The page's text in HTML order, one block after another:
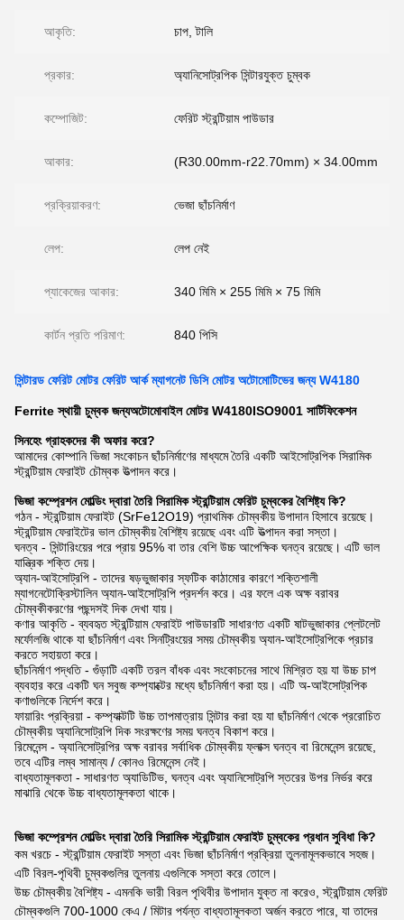
আকৃতি: চাপ, টালি
প্রকার: অ্যানিসোট্রপিক সিন্টারযুক্ত চুম্বক
কম্পোজিট: ফেরিট স্ট্রন্টিয়াম পাউডার
আকার: (R30.00mm-r22.70mm) × 34.00mm
প্রক্রিয়াকরণ: ভেজা ছাঁচনির্মাণ
লেপ: লেপ নেই
প্যাকেজের আকার: 340 মিমি × 255 মিমি × 75 মিমি
কার্টন প্রতি পরিমাণ: 840 পিসি
সিন্টারড ফেরিট মোটর ফেরিট আর্ক ম্যাগনেট ডিসি মোটর অটোমোটিভের জন্য W4180
Ferrite স্থায়ী চুম্বক জন্যঅটোমোবাইল মোটর W4180ISO9001 সার্টিফিকেশন
সিনহেং গ্রাহকদের কী অফার করে?
আমাদের কোম্পানি ভিজা সংকোচন ছাঁচনির্মাণের মাধ্যমে তৈরি একটি আইসোট্রপিক সিরামিক
স্ট্রন্টিয়াম ফেরাইট চৌম্বক উত্পাদন করে।
ভিজা কম্প্রেশন মোল্ডিং দ্বারা তৈরি সিরামিক স্ট্রন্টিয়াম ফেরিট চুম্বকের বৈশিষ্ট্য কি?
গঠন - স্ট্রন্টিয়াম ফেরাইট (SrFe12O19) প্রাথমিক চৌম্বকীয় উপাদান হিসাবে রয়েছে।
স্ট্রন্টিয়াম ফেরাইটের ভাল চৌম্বকীয় বৈশিষ্ট্য রয়েছে এবং এটি উত্পাদন করা সস্তা।
ঘনত্ব - সিন্টারিংয়ের পরে প্রায় 95% বা তার বেশি উচ্চ আপেক্ষিক ঘনত্ব রয়েছে। এটি ভাল
যান্ত্রিক শক্তি দেয়।
অ্যান-আইসোট্রপি - তাদের ষড়ভুজাকার স্ফটিক কাঠামোর কারণে শক্তিশালী
ম্যাগনেটোক্রিস্টালিন অ্যান-আইসোট্রপি প্রদর্শন করে। এর ফলে এক অক্ষ বরাবর
চৌম্বকীকরণের পছন্দসই দিক দেখা যায়।
কণার আকৃতি - ব্যবহৃত স্ট্রন্টিয়াম ফেরাইট পাউডারটি সাধারণত একটি ষাটভুজাকার প্লেটলেট
মর্ফোলজি থাকে যা ছাঁচনির্মাণ এবং সিনট্রিংয়ের সময় চৌম্বকীয় অ্যান-আইসোট্রপিকে প্রচার
করতে সহায়তা করে।
ছাঁচনির্মাণ পদ্ধতি - গুঁড়াটি একটি তরল বাঁধক এবং সংকোচনের সাথে মিশ্রিত হয় যা উচ্চ চাপ
ব্যবহার করে একটি ঘন সবুজ কম্প্যাক্টের মধ্যে ছাঁচনির্মাণ করা হয়। এটি অ-আইসোট্রপিক
কণাগুলিকে নির্দেশ করে।
ফায়ারিং প্রক্রিয়া - কম্প্যাক্টটি উচ্চ তাপমাত্রায় সিন্টার করা হয় যা ছাঁচনির্মাণ থেকে প্ররোচিত
চৌম্বকীয় অ্যানিসোট্রপি দিক সংরক্ষণের সময় ঘনত্ব বিকাশ করে।
রিমেনেন্স - অ্যানিসোট্রপির অক্ষ বরাবর সর্বাধিক চৌম্বকীয় ফ্লাক্স ঘনত্ব বা রিমেনেন্স রয়েছে,
তবে এটির লম্ব সামান্য / কোনও রিমেনেন্স নেই।
বাধ্যতামূলকতা - সাধারণত অ্যাডিটিভ, ঘনত্ব এবং অ্যানিসোট্রপি স্তরের উপর নির্ভর করে
মাঝারি থেকে উচ্চ বাধ্যতামূলকতা থাকে।
ভিজা কম্প্রেশন মোল্ডিং দ্বারা তৈরি সিরামিক স্ট্রন্টিয়াম ফেরাইট চুম্বকের প্রধান সুবিধা কি?
কম খরচে - স্ট্রন্টিয়াম ফেরাইট সস্তা এবং ভিজা ছাঁচনির্মাণ প্রক্রিয়া তুলনামূলকভাবে সহজ।
এটি বিরল-পৃথিবী চুম্বকগুলির তুলনায় এগুলিকে সস্তা করে তোলে।
উচ্চ চৌম্বকীয় বৈশিষ্ট্য - এমনকি ভারী বিরল পৃথিবীর উপাদান যুক্ত না করেও, স্ট্রন্টিয়াম ফেরিট
চৌম্বকগুলি 700-1000 কেএ / মিটার পর্যন্ত বাধ্যতামূলকতা অর্জন করতে পারে, যা তাদের